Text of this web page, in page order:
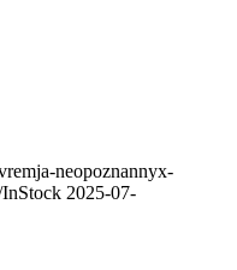
neopoznannyx-
InStock 2025-07-